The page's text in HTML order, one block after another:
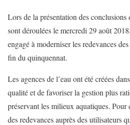
Lors de la présentation des conclusions
sont déroulées le mercredi 29 août
engagé à moderniser les redevances
fin du quinquennat.
Les agences de l’eau ont été créées
qualité et de favoriser la gestion plus
préservant les milieux aquatiques. Pour
des redevances auprès des utilisateurs